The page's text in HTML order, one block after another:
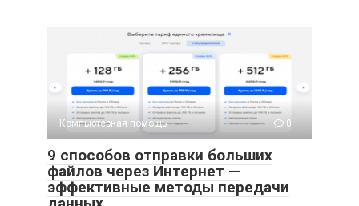
Компьютерная помощь 0
9 способов отправки больших
файлов через Интернет —
эффективные методы передачи